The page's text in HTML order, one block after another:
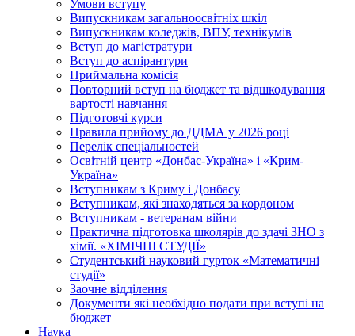
Умови вступу
Випускникам загальноосвітніх шкіл
Випускникам коледжів, ВПУ, технікумів
Вступ до магістратури
Вступ до аспірантури
Приймальна комісія
Повторний вступ на бюджет та відшкодування
вартості навчання
Підготовчі курси
Правила прийому до ДДМА у 2026 році
Перелік спеціальностей
Освітній центр «Донбас-Україна» і «Крим-
Україна»
Вступникам з Криму і Донбасу
Вступникам, які знаходяться за кордоном
Вступникам - ветеранам війни
Практична підготовка школярів до здачі ЗНО з
хімії. «ХІМІЧНІ СТУДІЇ»
Студентський науковий гурток «Математичні
студії»
Заочне відділення
Документи які необхідно подати при вступі на
бюджет
Наука